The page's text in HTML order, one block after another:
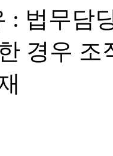
: 법무담
경우